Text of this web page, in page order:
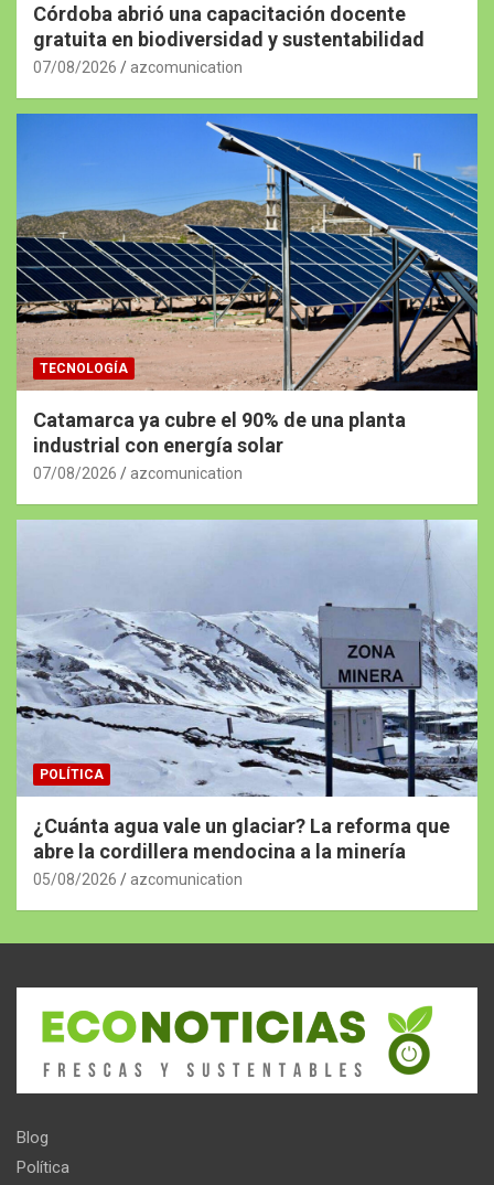
Córdoba abrió una capacitación docente
gratuita en biodiversidad y sustentabilidad
07/08/2026 azcomunication
TECNOLOGÍA
Catamarca ya cubre el 90% de una planta
industrial con energía solar
07/08/2026 azcomunication
POLÍTICA
¿Cuánta agua vale un glaciar? La reforma que
abre la cordillera mendocina a la minería
05/08/2026 azcomunication
Blog
Política